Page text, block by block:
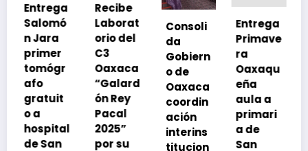
Recibe
Laborat
orio del
C3
Oaxaca
“Galard
ón Rey
Pacal
2025”
por su
Consoli
da
Gobiern
o de
Oaxaca
coordin
ación
interins
titucion
Entrega
Primave
ra
Oaxaqu
eña
aula a
primari
a de
San
Exhorta
SSO a
vacuna
rse de
neumoc
oco
para
preveni
r la